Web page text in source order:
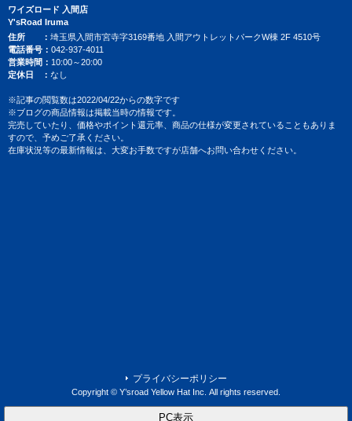
ワイズロード 入間店
Y'sRoad Iruma
住所
埼玉県入間市宮寺字3169番地 入間アウトレットパークW棟 2F 4510号
電話番号
042-937-4011
営業時間
10:00～20:00
定休日
なし
※記事の閲覧数は2022/04/22からの数字です
※ブログの商品情報は掲載当時の情報です。
完売していたり、価格やポイント還元率、商品の仕様が変更されていることもありま
すので、予めご了承ください。
在庫状況等の最新情報は、大変お手数ですが店舗へお問い合わせください。
プライバシーポリシー
Copyright © Y’sroad Yellow Hat Inc. All rights reserved.
PC表示